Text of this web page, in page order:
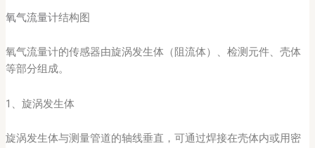
氧气流量计结构图
氧气流量计的传感器由旋涡发生体（阻流体）、检测元件、壳体
等部分组成。
1、旋涡发生体
旋涡发生体与测量管道的轴线垂直，可通过焊接在壳体内或用密